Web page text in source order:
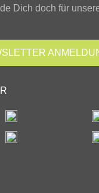
Dich doch für